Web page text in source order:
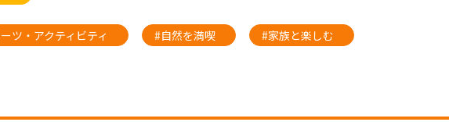
ツ・アクティビティ #自然を満喫 #家族と楽しむ